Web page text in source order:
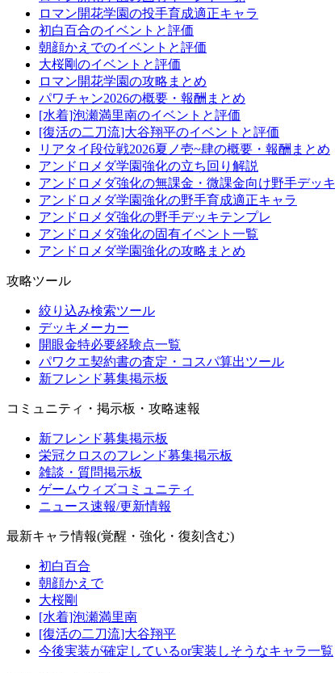
ロマン開花学園の投手育成適正キャラ
初白百合のイベントと評価
朝顔かえでのイベントと評価
大桜剛のイベントと評価
ロマン開花学園の攻略まとめ
パワチャン2026の概要・報酬まとめ
[水着]泡瀬満里南のイベントと評価
[復活の二刀流]大谷翔平のイベントと評価
リアタイ段位戦2026夏ノ壱~肆の概要・報酬まとめ
アンドロメダ学園強化の立ち回り解説
アンドロメダ強化の無課金・微課金向け野手デッキ
アンドロメダ学園強化の野手育成適正キャラ
アンドロメダ強化の野手デッキテンプレ
アンドロメダ強化の固有イベント一覧
アンドロメダ学園強化の攻略まとめ
攻略ツール
絞り込み検索ツール
デッキメーカー
開眼金特必要経験点一覧
パワクエ契約書の査定・コスパ算出ツール
新フレンド募集掲示板
コミュニティ・掲示板・攻略速報
新フレンド募集掲示板
栄冠クロスのフレンド募集掲示板
雑談・質問掲示板
ゲームウィズコミュニティ
ニュース速報/更新情報
最新キャラ情報(覚醒・強化・復刻含む)
初白百合
朝顔かえで
大桜剛
[水着]泡瀬満里南
[復活の二刀流]大谷翔平
今後実装が確定しているor実装しそうなキャラ一覧